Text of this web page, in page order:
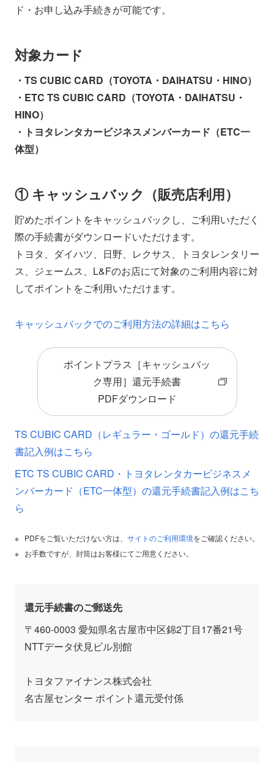
ド・お申し込み手続きが可能です。
対象カード
・TS CUBIC CARD（TOYOTA・DAIHATSU・HINO）
・ETC TS CUBIC CARD（TOYOTA・DAIHATSU・
HINO）
・トヨタレンタカービジネスメンバーカード（ETC一
体型）
① キャッシュバック（販売店利用）
貯めたポイントをキャッシュバックし、ご利用いただく
際の手続書がダウンロードいただけます。
トヨタ、ダイハツ、日野、レクサス、トヨタレンタリー
ス、ジェームス、L&Fのお店にて対象のご利用内容に対
してポイントをご利用いただけます。
キャッシュバックでのご利用方法の詳細はこちら
ポイントプラス［キャッシュバッ
ク専用］還元手続書
PDFダウンロード
TS CUBIC CARD（レギュラー・ゴールド）の還元手続
書記入例はこちら
ETC TS CUBIC CARD・トヨタレンタカービジネスメ
ンバーカード（ETC一体型）の還元手続書記入例はこち
ら
PDFをご覧いただけない方は、 サイトのご利用環境をご確認ください。
お手数ですが、封筒はお客様にてご用意ください。
還元手続書のご郵送先
〒460-0003 愛知県名古屋市中区錦2丁目17番21号
NTTデータ伏見ビル別館
トヨタファイナンス株式会社
名古屋センター ポイント還元受付係